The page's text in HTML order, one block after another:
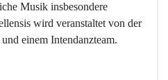
Musik insbesondere
wird veranstaltet von der
einem Intendanzteam.